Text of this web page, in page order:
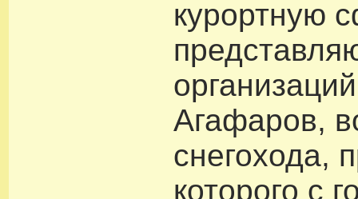
курортную
Агафаров,
снегохода,
которого с